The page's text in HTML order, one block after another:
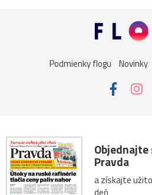
Podmienky flogu Novinky
Pravda
a získajte